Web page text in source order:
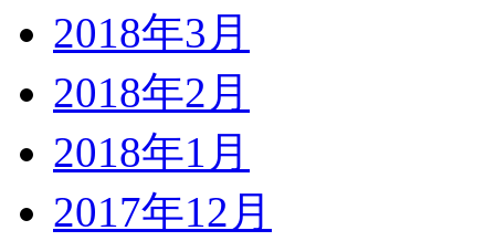
2018年3月
2018年2月
2018年1月
2017年12月